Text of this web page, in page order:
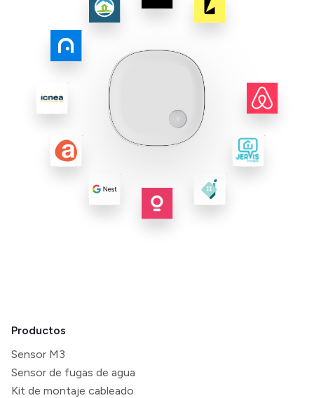
Productos
Sensor M3
Sensor de fugas de agua
Kit de montaje cableado